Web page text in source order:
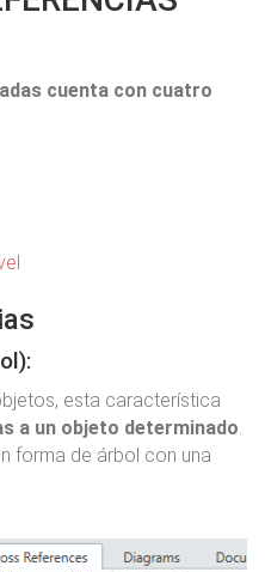
cuenta con cuatro
esta característica
a un objeto determinado.
forma de árbol con una